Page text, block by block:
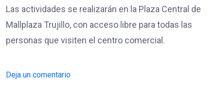
Las actividades se realizarán en la Plaza Central de
Mallplaza Trujillo, con acceso libre para todas las
personas que visiten el centro comercial.
Deja un comentario